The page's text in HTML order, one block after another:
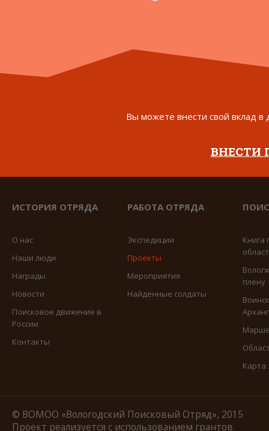
Вы можете внести свой вклад в
ВНЕСТИ
ИСТОРИЯ ОТРЯДА
О нас
Наши люди
Награды
Новости
Поисковое движение в
России
Контакты
РАБОТА ОТРЯДА
Экспедиции
Проекты
Мероприятия
Найденные солдаты
Книга
плену
Карта
© ВОМОО «Вологодский Поисковый Отряд», 2015
Проект реализуется с использованием грантов